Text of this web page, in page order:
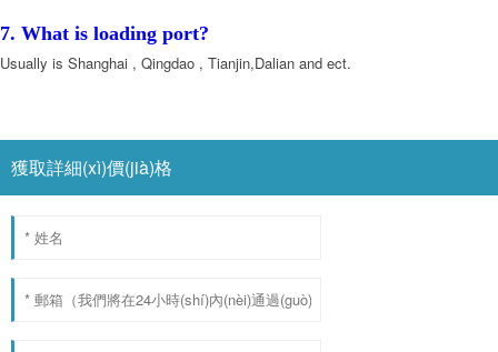
7. What is loading port?
Usually is Shanghai , Qingdao , Tianjin,Dalian and ect.
獲取詳細(xì)價(jià)格